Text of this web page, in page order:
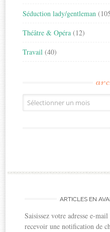
Séduction lady/gentleman
Théâtre & Opéra (12)
Travail (40)
Archives
ARTICLES EN
Saisissez votre adresse e-
recevoir une notification de